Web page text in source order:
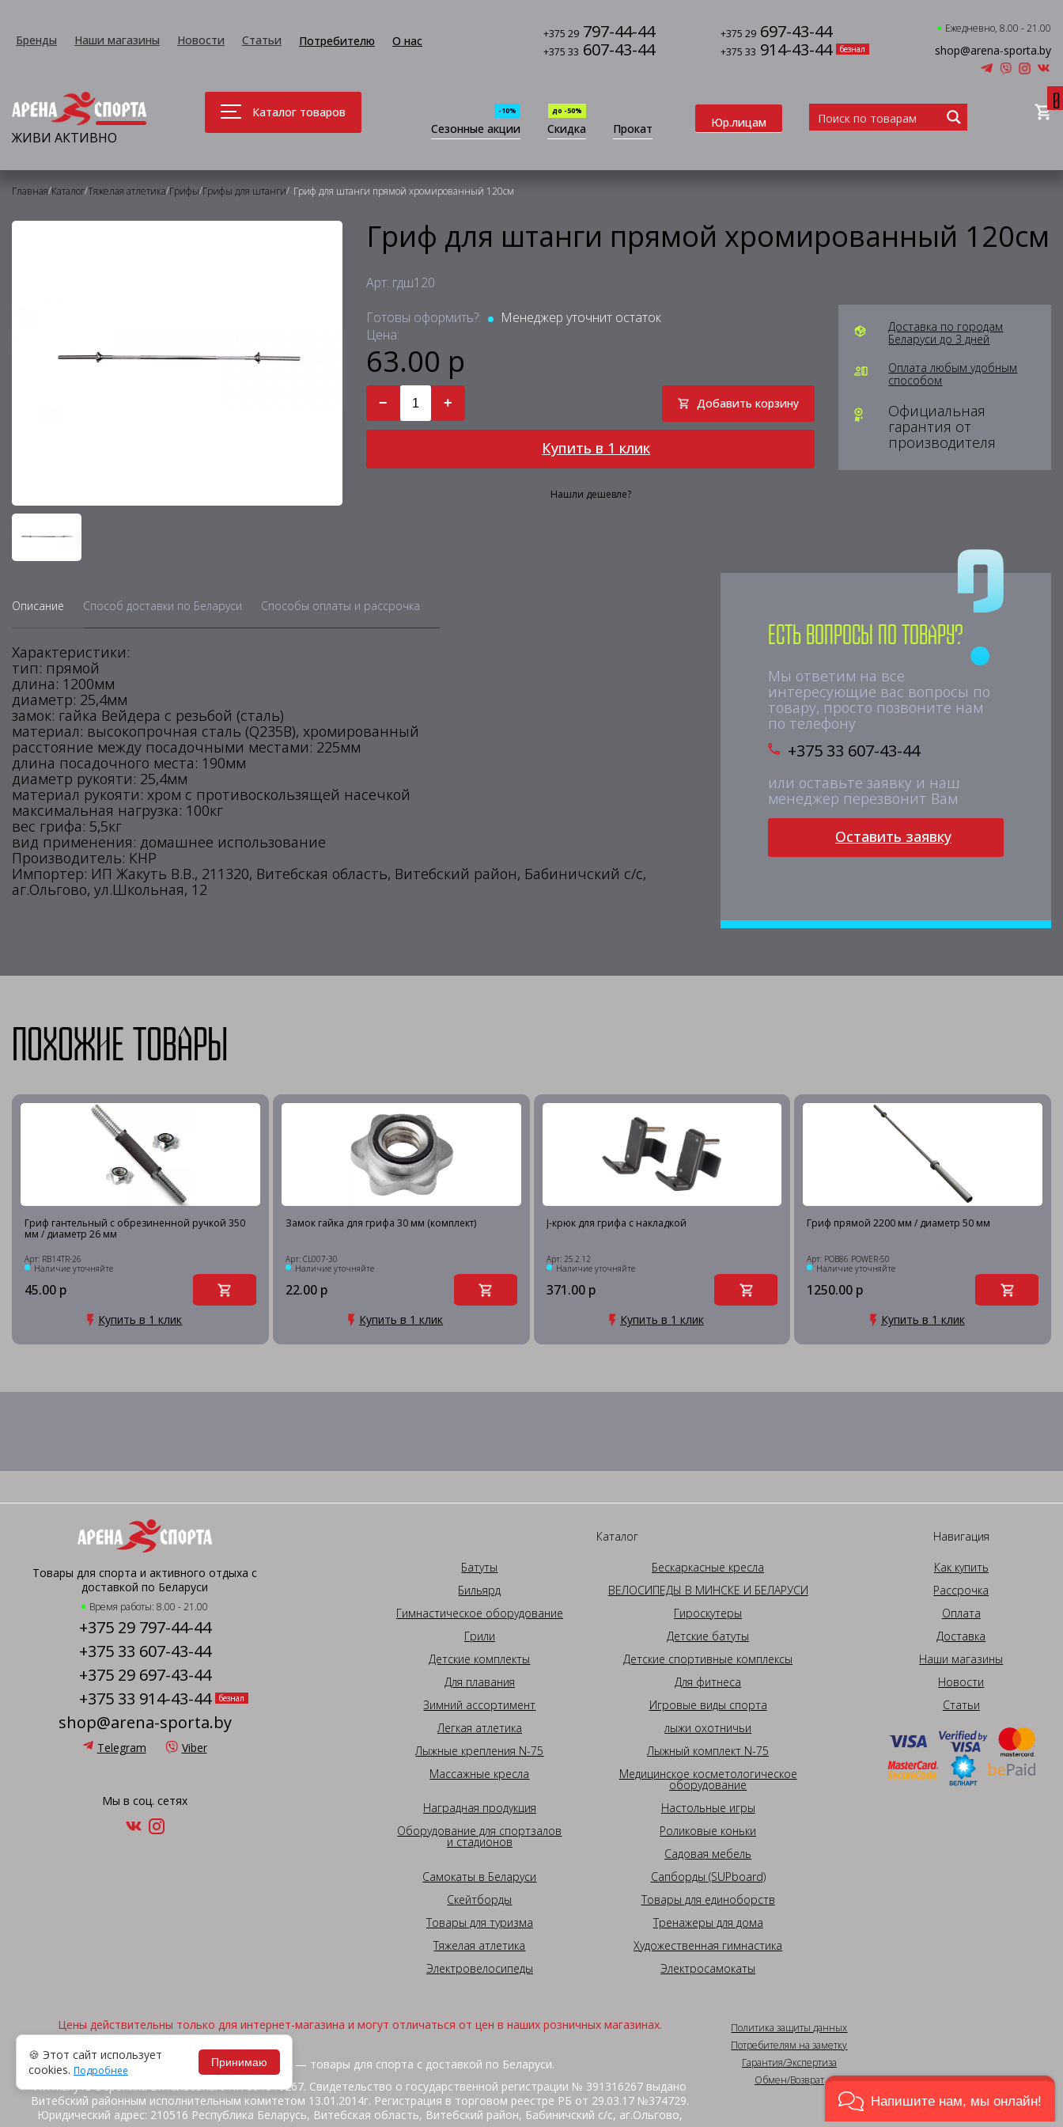
Бренды Наши магазины Новости Статьи Потребителю О нас +375 29 797-44-44 +375 29 697-43-44
+375 33 607-43-44 +375 33 914-43-44 безнал
Ежедневно, 8.00 - 21.00
shop@arena-sporta.by
ЖИВИ АКТИВНО
Каталог товаров
Сезонные акции
-10%
Скидка
до -50%
Прокат Юр.лицам
0
Главная/Каталог/Тяжелая атлетика/Грифы/Грифы для штанги/ Гриф для штанги прямой хромированный 120см
Гриф для штанги прямой хромированный 120см
Арт: гдш120
Готовы оформить?:
Менеджер уточнит остаток
Цена:
63.00 р
− + Добавить корзину
Купить в 1 клик
Нашли дешевле?
Доставка по городам
Беларуси до 3 дней
Оплата любым удобным
способом
Официальная
гарантия от
производителя
Описание Способ доставки по Беларуси Способы оплаты и рассрочка
Характеристики:
тип: прямой
длина: 1200мм
диаметр: 25,4мм
замок: гайка Вейдера с резьбой (сталь)
материал: высокопрочная сталь (Q235B), хромированный
расстояние между посадочными местами: 225мм
длина посадочного места: 190мм
диаметр рукояти: 25,4мм
материал рукояти: хром с противоскользящей насечкой
максимальная нагрузка: 100кг
вес грифа: 5,5кг
вид применения: домашнее использование
Производитель: КНР
Импортер: ИП Жакуть В.В., 211320, Витебская область, Витебский район, Бабиничский с/с,
аг.Ольгово, ул.Школьная, 12
Есть вопросы по товару?
Мы ответим на все
интересующие вас вопросы по
товару, просто позвоните нам
по телефону
+375 33 607-43-44
или оставьте заявку и наш
менеджер перезвонит Вам
Оставить заявку
Похожие товары
Гриф гантельный с обрезиненной ручкой 350
мм / диаметр 26 мм
Арт: RB14TR-26
Наличие уточняйте
45.00 р
Купить в 1 клик
Замок гайка для грифа 30 мм (комплект)
Арт: CL007-30
Наличие уточняйте
22.00 р
Купить в 1 клик
J-крюк для грифа с накладкой
Арт: 25.2.12
Наличие уточняйте
371.00 р
Купить в 1 клик
Гриф прямой 2200 мм / диаметр 50 мм
Арт: POB86 POWER-50
Наличие уточняйте
1250.00 р
Купить в 1 клик
Товары для спорта и активного отдыха с
доставкой по Беларуси
Время работы: 8.00 - 21.00
+375 29 797-44-44
+375 33 607-43-44
+375 29 697-43-44
+375 33 914-43-44
безнал
shop@arena-sporta.by
Telegram Viber
Мы в соц. сетях
Каталог
Батуты
Бескаркасные кресла
Бильярд
ВЕЛОСИПЕДЫ В МИНСКЕ И БЕЛАРУСИ
Гимнастическое оборудование
Гироскутеры
Грили
Детские батуты
Детские комплекты
Детские спортивные комплексы
Для плавания
Для фитнеса
Зимний ассортимент
Игровые виды спорта
Легкая атлетика
лыжи охотничьи
Лыжные крепления N-75
Лыжный комплект N-75
Массажные кресла
Медицинское косметологическое
оборудование
Наградная продукция
Настольные игры
Оборудование для спортзалов
и стадионов
Роликовые коньки
Садовая мебель
Самокаты в Беларуси
Сапборды (SUPboard)
Скейтборды
Товары для единоборств
Товары для туризма
Тренажеры для дома
Тяжелая атлетика
Художественная гимнастика
Электровелосипеды
Электросамокаты
Навигация
Как купить
Рассрочка
Оплата
Доставка
Наши магазины
Новости
Статьи
Цены действительны только для интернет-магазина и могут отличаться от цен в наших розничных магазинах.
2026, © "Арена спорта" — товары для спорта с доставкой по Беларуси.
ИП Жакуть Вероника Витальевна. УНП 391316267. Свидетельство о государственной регистрации № 391316267 выдано
Витебский районным исполнительным комитетом 13.01.2014г. Регистрация в торговом реестре РБ от 29.03.17 №374729.
Юридический адрес: 210516 Республика Беларусь, Витебская область, Витебский район, Бабиничский с/с, аг.Ольгово,
Политика защиты данных
Потребителям на заметку
Гарантия/Экспертиза
Обмен/Возврат
🍪 Этот сайт использует
cookies. Подробнее
Принимаю
Напишите нам, мы онлайн!